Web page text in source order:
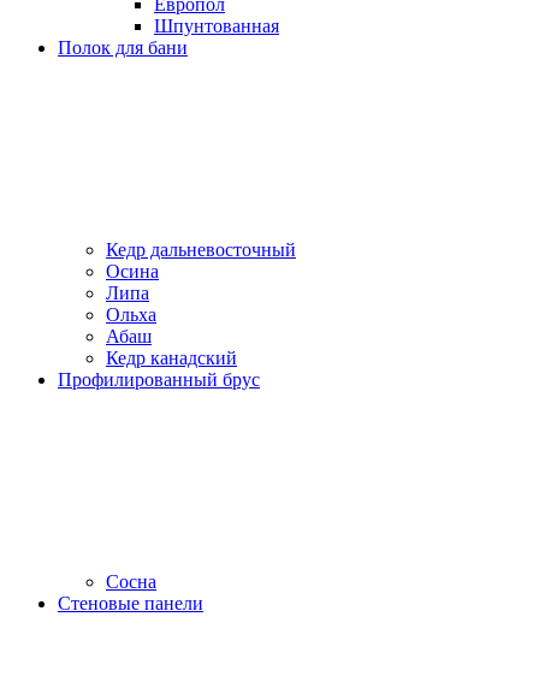
Европол
Шпунтованная
Полок для бани
Кедр дальневосточный
Осина
Липа
Ольха
Абаш
Кедр канадский
Профилированный брус
Сосна
Стеновые панели